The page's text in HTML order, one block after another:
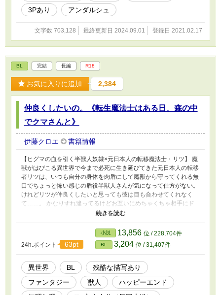
ません。 三人が三人ともお互いを大事に思って
る完全両想いハッピー３Ｐです♡
3Pあり
アンダルシュ
文字数 703,128 最終更新日 2024.09.01 登録日 2021.02.17
BL 完結 長編 R18
お気に入りに追加 2,384
仲良くしたいの。《転生魔法士はある日、森の中
でクマさんと》
伊藤クロエ 書籍情報
【ヒグマの血を引く半獣人奴隷×元日本人の転移魔法士・リツ】 魔
獣がはびこる異世界で今まで必死に生き延びてきた元日本人の転移
者リツは、いつも自分の身体を肉盾にして魔獣から守ってくれる無
口でちょっと怖い感じの盾役半獣人さんが気になって仕方がない。
けれどリツが仲良くしたいと思っても彼は目も合わせてくれなく
て……。 かなりすれ違ってるけどお互いにめちゃくちゃ相手にド
ハマりしている愛が重い感じの両片思いです。 えっちでちょっぴ
りダークな雰囲気のファンタジー。 残酷な表現はモブに対しての
みです。 （ムーンライトノベルズさんにも載せています）
24h.ポイント 63pt
小説 13,856 位 / 228,704件
BL 3,204 位 / 31,407件
異世界 BL
残酷な描写あり
ファンタジー
獣人
ハッピーエンド